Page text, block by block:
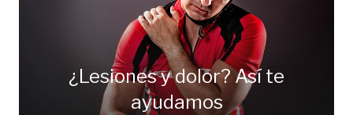
¿Lesiones y dolor? Así te
ayudamos